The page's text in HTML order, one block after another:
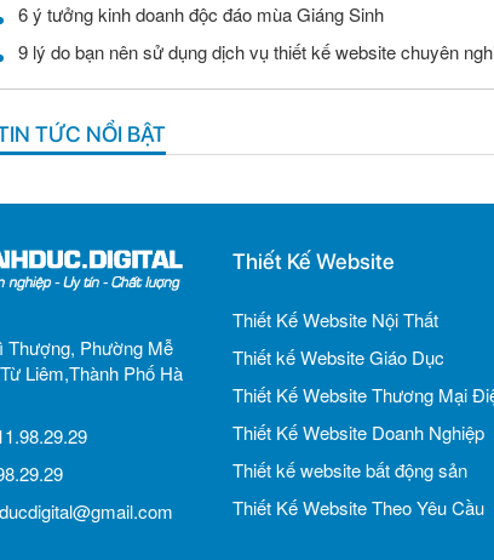
6 ý tưởng kinh doanh độc đáo mùa Giáng Sinh
9 lý do bạn nên sử dụng dịch vụ thiết kế website chuyên
TỨC NỔI BẬT
Thượng, Phường Mễ
Liêm,Thành Phố Hà
Thiết Kế Website
Thiết Kế Website Nội Thất
Thiết kế Website Giáo Dục
Thiết Kế Website Thương Mại
Thiết Kế Website Doanh Nghiệp
Thiết kế website bất động sản
Thiết Kế Website Theo Yêu Cầu